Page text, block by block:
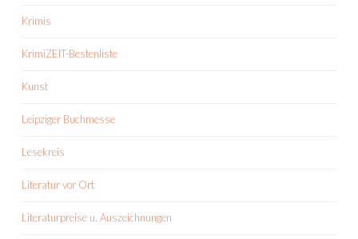
Krimis
KrimiZEIT-Bestenliste
Kunst
Leipziger Buchmesse
Lesekreis
Literatur vor Ort
Literaturpreise u. Auszeichnungen